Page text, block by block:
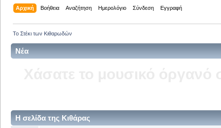
Αρχική Βοήθεια Αναζήτηση Ημερολόγιο Σύνδεση Εγγραφή
Το Στέκι των Κιθαρωδών
Νέα
Η σελίδα της Κιθάρας